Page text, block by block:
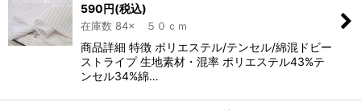
590円(税込)
在庫数 84× ５０ｃｍ
商品詳細 特徴 ポリエステル/テンセル/綿混ドビー
ストライプ 生地素材・混率 ポリエステル43%テ
ンセル34%綿…